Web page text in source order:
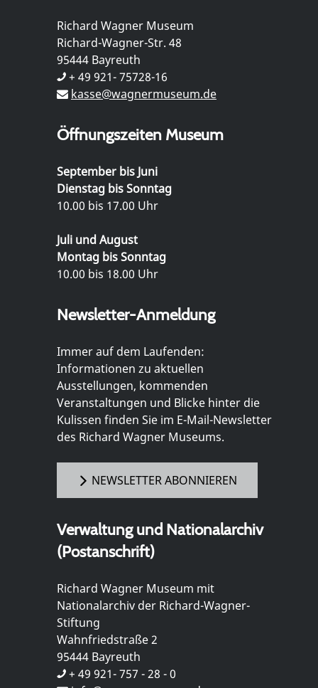
Richard Wagner Museum
Richard-Wagner-Str. 48
95444 Bayreuth
+ 49 921- 75728-16
kasse@wagnermuseum.de
Öffnungszeiten Museum
September bis Juni
Dienstag bis Sonntag
10.00 bis 17.00 Uhr
Juli und August
Montag bis Sonntag
10.00 bis 18.00 Uhr
Newsletter-Anmeldung
Immer auf dem Laufenden:
Informationen zu aktuellen
Ausstellungen, kommenden
Veranstaltungen und Blicke hinter die
Kulissen finden Sie im E-Mail-Newsletter
des Richard Wagner Museums.
NEWSLETTER ABONNIEREN
Verwaltung und Nationalarchiv
(Postanschrift)
Richard Wagner Museum mit
Nationalarchiv der Richard-Wagner-
Stiftung
Wahnfriedstraße 2
95444 Bayreuth
+ 49 921- 757 - 28 - 0